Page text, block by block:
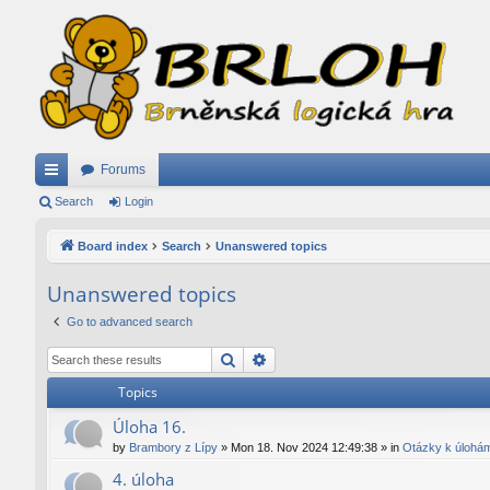
ui
ks
Forums
Search Login
Board index Search Unanswered topics
Unanswered topics
Go to advanced search
Search
Topics
Úloha 16.
by Brambory z Lípy » Mon 18. Nov 2024 12:49:38 » in Otázky k
4. úloha